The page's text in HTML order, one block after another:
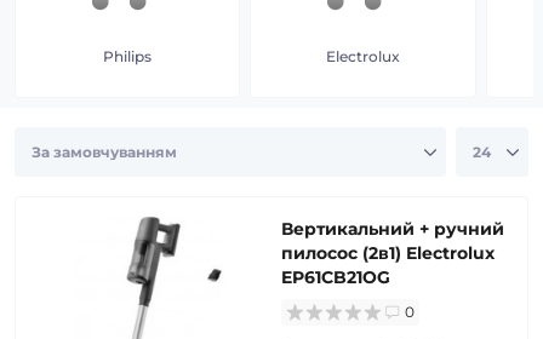
Philips Electrolux
Вертикальний + ручний
пилосос (2в1) Electrolux
EP61CB21OG
0